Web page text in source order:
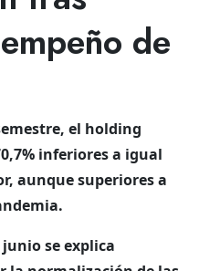
de
el holding
inferiores a igual
aunque superiores a
se explica